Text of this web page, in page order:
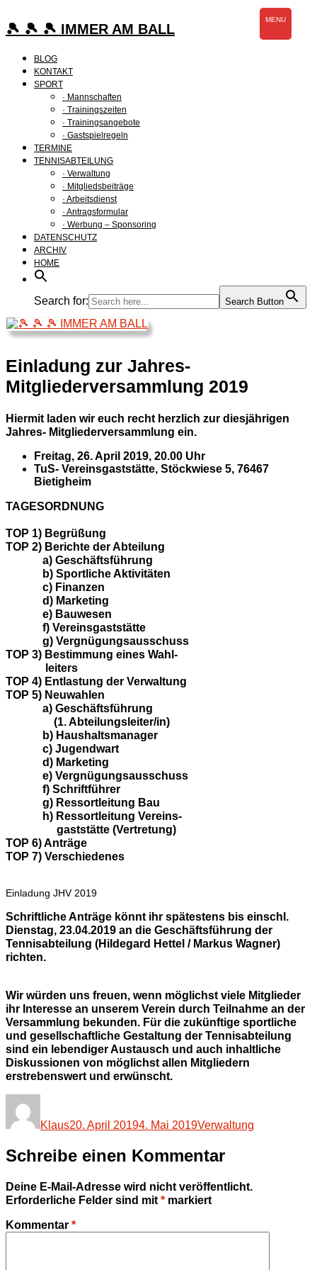
Inhalt
springen
🎾 🎾 🎾 IMMER AM BALL
BLOG
KONTAKT
SPORT
· Mannschaften
· Trainingszeiten
· Trainingsangebote
· Gastspielregeln
TERMINE
TENNISABTEILUNG
· Verwaltung
· Mitgliedsbeiträge
· Arbeitsdienst
· Antragsformular
· Werbung – Sponsoring
DATENSCHUTZ
ARCHIV
HOME
Search for: Search Button
Einladung zur Jahres-
Mitgliederversammlung 2019
Hiermit laden wir euch recht herzlich zur diesjährigen
Jahres- Mitgliederversammlung ein.
Freitag, 26. April 2019, 20.00 Uhr
TuS- Vereinsgaststätte, Stöckwiese 5, 76467
Bietigheim
TAGESORDNUNG
TOP 1) Begrüßung
TOP 2) Berichte der Abteilung
a) Geschäftsführung
b) Sportliche Aktivitäten
c) Finanzen
d) Marketing
e) Bauwesen
f) Vereinsgaststätte
g) Vergnügungsausschuss
TOP 3) Bestimmung eines Wahl-
leiters
TOP 4) Entlastung der Verwaltung
TOP 5) Neuwahlen
a) Geschäftsführung
(1. Abteilungsleiter/in)
b) Haushaltsmanager
c) Jugendwart
d) Marketing
e) Vergnügungsausschuss
f) Schriftführer
g) Ressortleitung Bau
h) Ressortleitung Vereins-
gaststätte (Vertretung)
TOP 6) Anträge
TOP 7) Verschiedenes
Einladung JHV 2019
Schriftliche Anträge könnt ihr spätestens bis einschl.
Dienstag, 23.04.2019 an die Geschäftsführung der
Tennisabteilung (Hildegard Hettel / Markus Wagner)
richten.
Wir würden uns freuen, wenn möglichst viele Mitglieder
ihr Interesse an unserem Verein durch Teilnahme an der
Versammlung bekunden. Für die zukünftige sportliche
und gesellschaftliche Gestaltung der Tennisabteilung
sind ein lebendiger Austausch und auch inhaltliche
Diskussionen von möglichst allen Mitgliedern
erstrebenswert und erwünscht.
Klaus20. April 20194. Mai 2019Verwaltung
Schreibe einen Kommentar
Deine E-Mail-Adresse wird nicht veröffentlicht.
Erforderliche Felder sind mit * markiert
Kommentar *
MENU